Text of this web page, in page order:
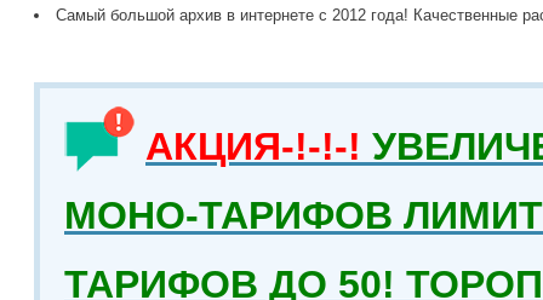
Самый большой архив в интернете с 2012 года! Качественные
АКЦИЯ-!-!-!
МОНО-ТАРИФОВ
ТАРИФОВ ДО 50!